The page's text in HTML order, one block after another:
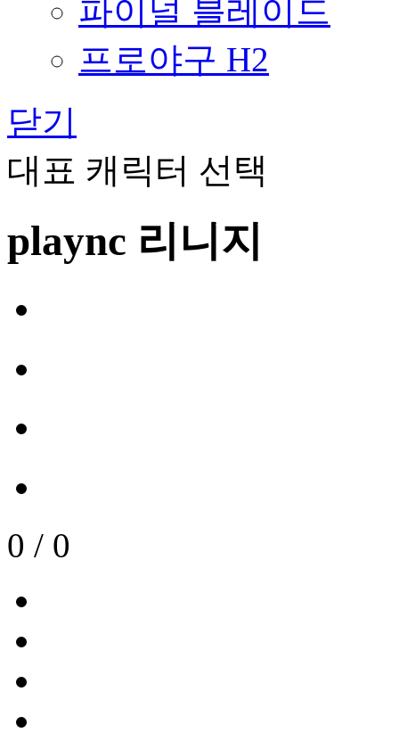
파이널 블레이드
프로야구 H2
닫기
대표 캐릭터 선택
plaync 리니지
0 / 0